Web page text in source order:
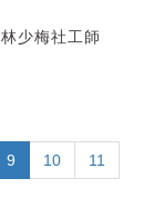
少梅社工師
9 10 11